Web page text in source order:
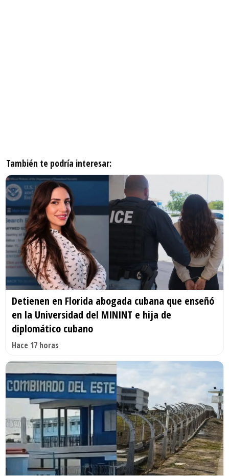
También te podría interesar:
Detienen en Florida abogada cubana que enseñó
en la Universidad del MININT e hija de
diplomático cubano
Hace 17 horas